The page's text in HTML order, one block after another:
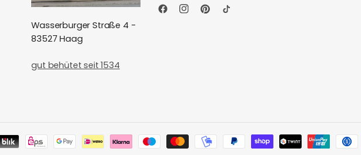
Wasserburger Straße 4 -
83527 Haag
gut behütet seit 1534